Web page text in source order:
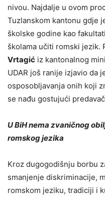
nivou. Najdalje u ovom
Tuzlanskom kantonu gdje
školske godine kao
školama učiti romski jezik.
Vrtagić iz kantonalnog
UDAR još ranije izjavio da
osposobljavanja onih koji
se nađu gostujući
U BiH nema zvaničnog
romskog jezika
Kroz dugogodišnju borbu
smanjenje diskriminacije,
romskom jeziku, tradiciji i